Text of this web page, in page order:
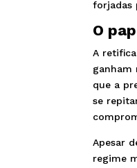
forjadas
O
A
ganham
que a
se
Apesar
regime